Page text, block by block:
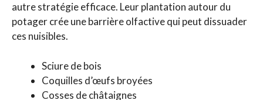
autre stratégie efficace. Leur plantation autour du
potager crée une barrière olfactive qui peut dissuader
ces nuisibles.
Sciure de bois
Coquilles d’œufs broyées
Cosses de châtaignes